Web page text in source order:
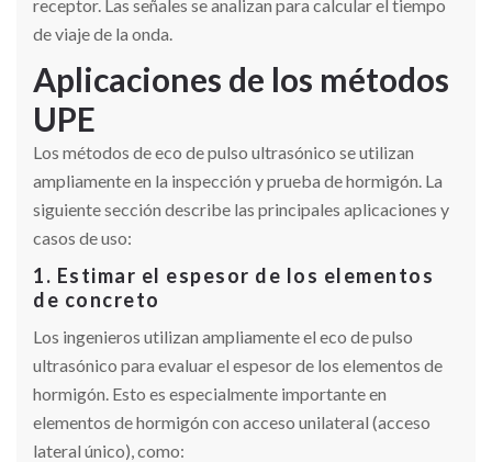
receptor. Las señales se analizan para calcular el tiempo
de viaje de la onda.
Aplicaciones de los métodos
UPE
Los métodos de eco de pulso ultrasónico se utilizan
ampliamente en la inspección y prueba de hormigón. La
siguiente sección describe las principales aplicaciones y
casos de uso:
1. Estimar el espesor de los elementos
de concreto
Los ingenieros utilizan ampliamente el eco de pulso
ultrasónico para evaluar el espesor de los elementos de
hormigón. Esto es especialmente importante en
elementos de hormigón con acceso unilateral (acceso
lateral único), como: